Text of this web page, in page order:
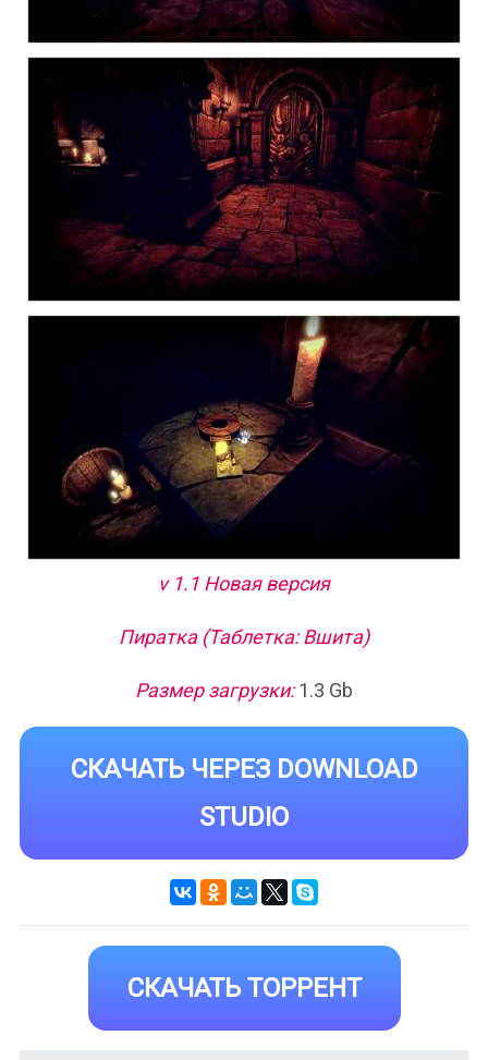
v 1.1 Новая версия
Пиратка (Таблетка: Вшита)
Размер загрузки:1.3 Gb
СКАЧАТЬ ЧЕРЕЗ DOWNLOAD
STUDIO
СКАЧАТЬ ТОРРЕНТ